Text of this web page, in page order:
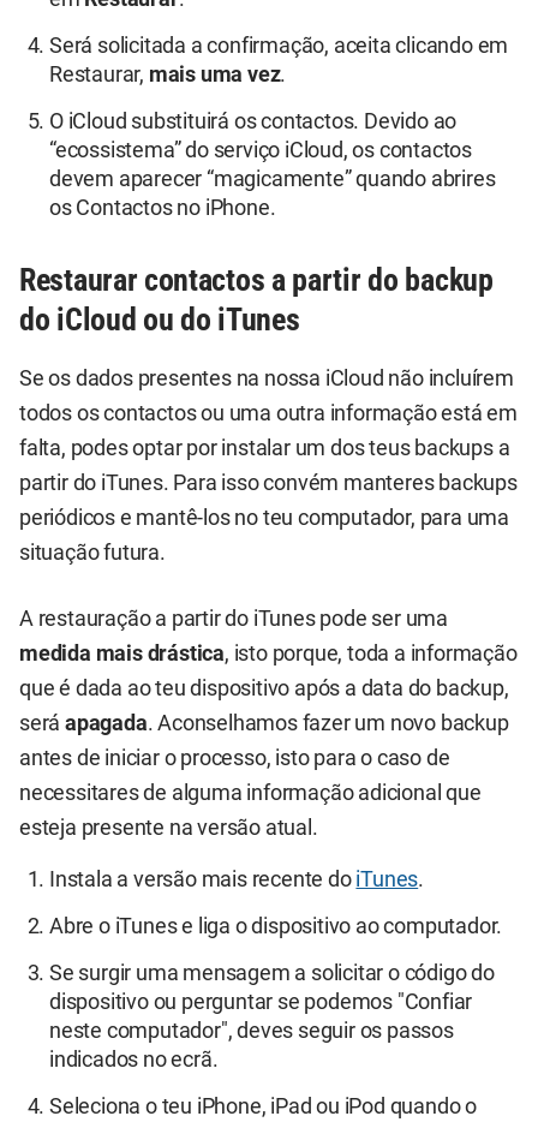
Será solicitada a confirmação, aceita clicando em
Restaurar, mais uma vez.
O iCloud substituirá os contactos. Devido ao
“ecossistema” do serviço iCloud, os contactos
devem aparecer “magicamente” quando abrires
os Contactos no iPhone.
Restaurar contactos a partir do backup
do iCloud ou do iTunes
Se os dados presentes na nossa iCloud não incluírem
todos os contactos ou uma outra informação está em
falta, podes optar por instalar um dos teus backups a
partir do iTunes. Para isso convém manteres backups
periódicos e mantê-los no teu computador, para uma
situação futura.
A restauração a partir do iTunes pode ser uma
medida mais drástica, isto porque, toda a informação
que é dada ao teu dispositivo após a data do backup,
será apagada. Aconselhamos fazer um novo backup
antes de iniciar o processo, isto para o caso de
necessitares de alguma informação adicional que
esteja presente na versão atual.
Instala a versão mais recente do iTunes.
Abre o iTunes e liga o dispositivo ao computador.
Se surgir uma mensagem a solicitar o código do
dispositivo ou perguntar se podemos "Confiar
neste computador", deves seguir os passos
indicados no ecrã.
Seleciona o teu iPhone, iPad ou iPod quando o